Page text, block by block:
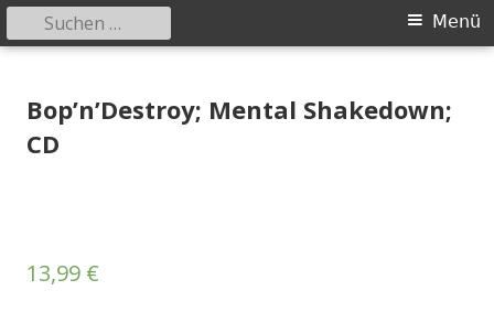
zum
Primäres
Menü
Suchen
nach:
Bop’n’Destroy; Mental Shakedown;
CD
13,99 €